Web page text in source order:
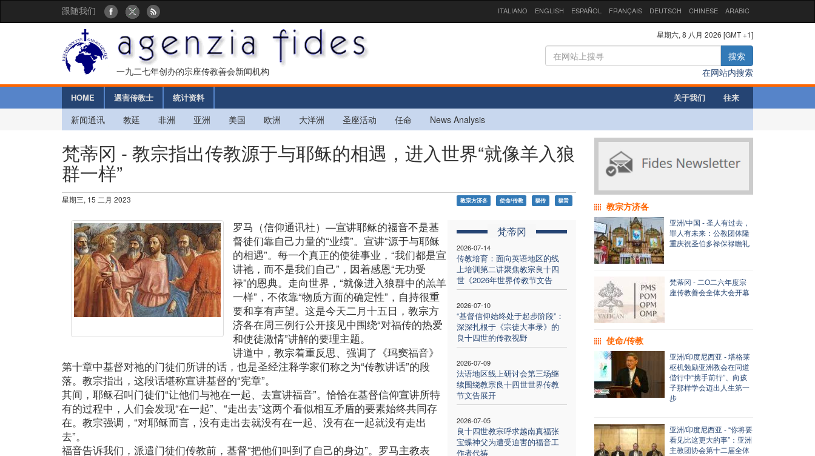
跟随我们 ITALIANO ENGLISH ESPAÑOL FRANÇAIS DEUTSCH CHINESE ARABIC
一九二七年创办的宗座传教善会新闻机构
星期六, 8 八月 2026 [GMT +1]
搜索
在网站内搜索
HOME 遇害传教士 统计资料 关于我们 往来
新闻通讯 教廷 非洲 亚洲 美国 欧洲 大洋洲 圣座活动 任命 News Analysis
梵蒂冈 - 教宗指出传教源于与耶稣的相遇，进入世界“就像羊入狼
群一样”
星期三, 15 二月 2023 教宗方济各 使命/传教 福传 福音
梵蒂冈
2026-07-14
传教培育：面向英语地区的线
上培训第二讲聚焦教宗良十四
世《2026年世界传教节文告
2026-07-10
“基督信仰始终处于起步阶段”：
深深扎根于《宗徒大事录》的
良十四世的传教视野
2026-07-09
法语地区线上研讨会第三场继
续围绕教宗良十四世世界传教
节文告展开
2026-07-05
良十四世教宗呼求越南真福张
宝蝶神父为遭受迫害的福音工
作者代祷
罗马（信仰通讯社）—宣讲耶稣的福音不是基
督徒们靠自己力量的“业绩”。宣讲“源于与耶稣
的相遇”。每一个真正的使徒事业，“我们都是宣
讲祂，而不是我们自己”，因着感恩“无功受
禄”的恩典。走向世界，“就像进入狼群中的羔羊
一样”，不依靠“物质方面的确定性”，自持很重
要和享有声望。这是今天二月十五日，教宗方
济各在周三例行公开接见中围绕“对福传的热爱
和使徒激情”讲解的要理主题。
讲道中，教宗着重反思、强调了《玛窦福音》
第十章中基督对祂的门徒们所讲的话，也是圣经注释学家们称之为“传教讲话”的段
落。教宗指出，这段话堪称宣讲基督的“宪章”。
其间，耶稣召叫门徒们“让他们与祂在一起、去宣讲福音”。恰恰在基督信仰宣讲所特
有的过程中，人们会发现“在一起”、“走出去”这两个看似相互矛盾的要素始终共同存
在。教宗强调，“对耶稣而言，没有走出去就没有在一起、没有在一起就没有走出
去”。
福音告诉我们，派遣门徒们传教前，基督“把他们叫到了自己的身边”。罗马主教表
教宗方济各
亚洲/中国 - 圣人有过去，
罪人有未来：公教团体隆
重庆祝圣伯多禄保禄瞻礼
梵蒂冈 - 二O二六年度宗
座传教善会全体大会开幕
使命/传教
亚洲/印度尼西亚 - 塔格莱
枢机勉励亚洲教会在同道
偕行中“携手前行”、向孩
子那样学会迈出人生第一
步
亚洲/印度尼西亚 - “你将要
看见比这更大的事”：亚洲
主教团协会第十二届全体